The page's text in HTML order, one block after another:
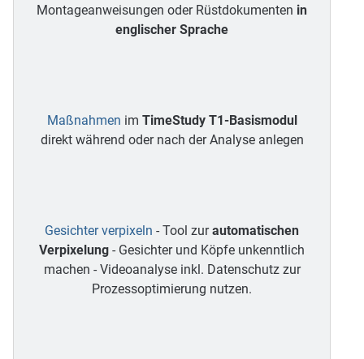
Montageanweisungen oder Rüstdokumenten in
englischer Sprache
Maßnahmen im TimeStudy T1-Basismodul
direkt während oder nach der Analyse anlegen
Gesichter verpixeln - Tool zurautomatischen
Verpixelung - Gesichter und Köpfe unkenntlich
machen - Videoanalyse inkl. Datenschutz zur
Prozessoptimierung nutzen.